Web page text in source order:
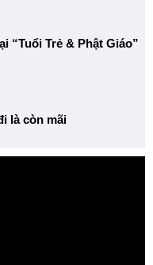
“Tuổi Trẻ & Phật Giáo”
là còn mãi